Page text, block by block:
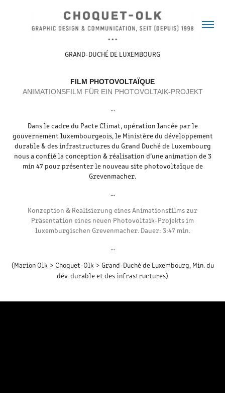
GRAND-DUCHÉ DE LUXEMBOURG
FILM PHOTOVOLTAÏQUE
ANIMATIONSFILM FÜR EIN PHOTOVOLTAIK-PROJEKT
...
Dans le cadre du Pacte Climat, opération lancée par le
gouvernement luxembourgeois, le Ministère du développement
durable & des infrastructures du Grand Duché de Luxembourg
nous a confié la conception & réalisation d’une animation de 3
min 47 pour présenter le nouveau site photovoltaïque de
Grevenmacher.
...​​​​​​​
Konzeption & Realisierung eines Animationsfilms zur
Präsentation eines neuen Photovoltaik-Projekts im
luxemburgischen Grevenmacher. Dauer: 3:47 min.
...​​​​​​​​​​​​​​
(Marion Olk > Choquet-Olk > Grand-Duché de Luxembourg, Min. du
dév. durable et des infrastructures)